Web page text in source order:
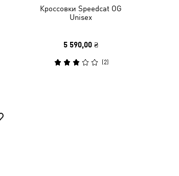
Кроссовки Speedcat OG
Unisex
5 590,00 ₴
(2)